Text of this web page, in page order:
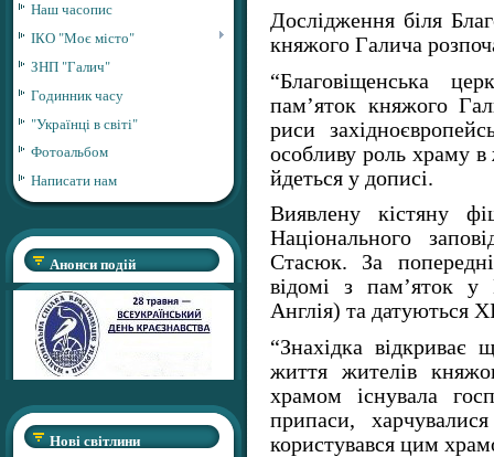
Наш часопис
ІКО "Моє місто"
ЗНП "Галич"
Годинник часу
"Українці в світі"
Фотоальбом
Написати нам
Анонси подій
Нові світлини
Дослідження біля
княжого Галича
“Благовіщенська
пам’яток княжого
риси
особливу роль храму в
йдеться у дописі.
Виявлену кістяну
Національного
Стасюк. За
відомі з пам’яток у
Англія) та датуються
“Знахідка відкриває
життя жителів
храмом існувала
припаси,
користувався цим